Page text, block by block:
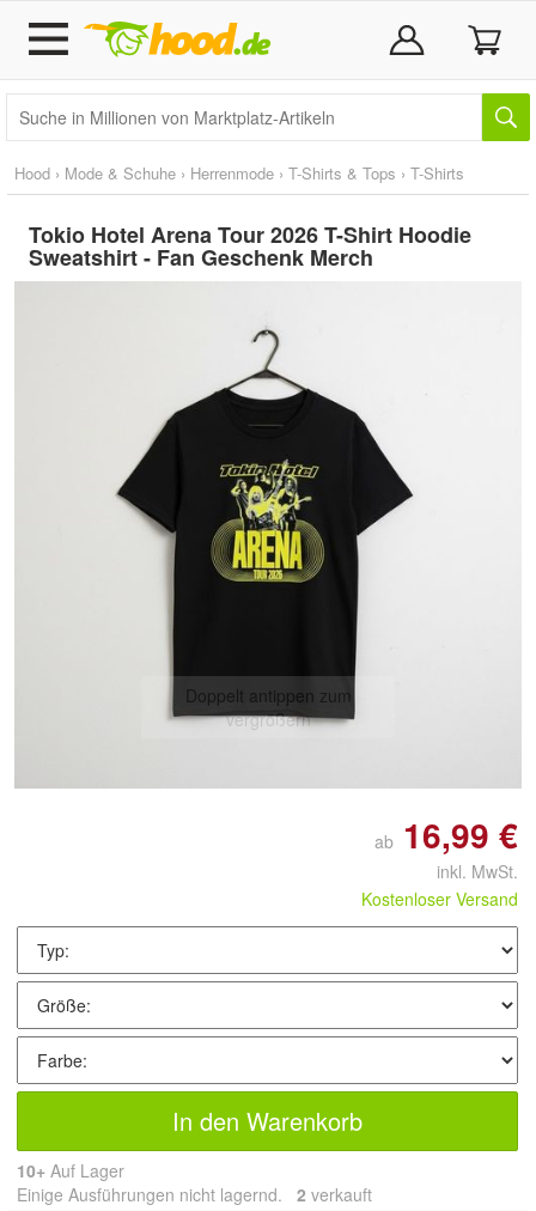
Hood › Mode & Schuhe › Herrenmode › T-Shirts & Tops › T-Shirts
Tokio Hotel Arena Tour 2026 T-Shirt Hoodie
Sweatshirt - Fan Geschenk Merch
Doppelt antippen zum
vergrößern
ab 16,99 €
inkl. MwSt.
Kostenloser Versand
In den Warenkorb
10+ Auf Lager
Einige Ausführungen nicht lagernd. 2 verkauft